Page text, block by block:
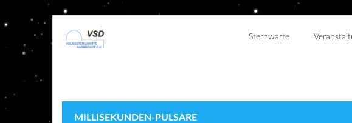
Sternwarte
MILLISEKUNDEN-PULSARE